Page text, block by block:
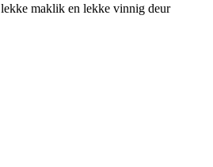
lekke maklik en lekke vinnig deur